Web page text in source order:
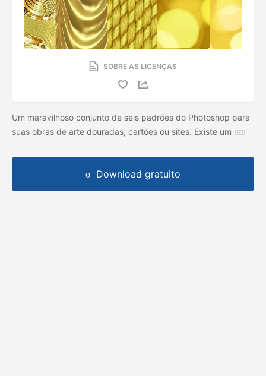
SOBRE AS LICENÇAS
Um maravilhoso conjunto de seis padrões do Photoshop para
suas obras de arte douradas, cartões ou sites. Existe um
Download gratuito